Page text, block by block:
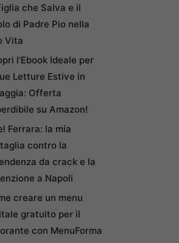
che Salva e il
di Padre Pio nella
Vita
l’Ebook Ideale per
Letture Estive in
Offerta
su Amazon!
Ferrara: la mia
contro la
da crack e la
a Napoli
creare un menu
gratuito per il
con MenuForma